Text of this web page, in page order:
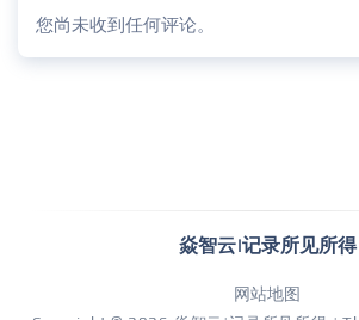
您尚未收到任何评论。
焱智云|记录所见所得
网站地图